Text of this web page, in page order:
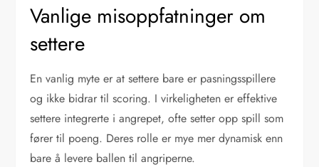
Vanlige misoppfatninger om
settere
En vanlig myte er at settere bare er pasningsspillere
og ikke bidrar til scoring. I virkeligheten er effektive
settere integrerte i angrepet, ofte setter opp spill som
fører til poeng. Deres rolle er mye mer dynamisk enn
bare å levere ballen til angriperne.